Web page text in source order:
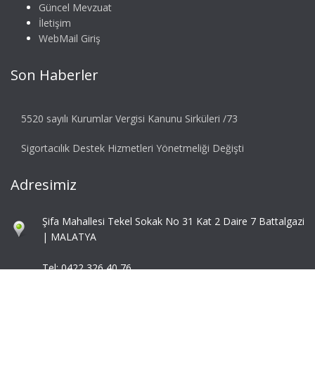
Güncel Mevzuat
İletişim
WebMail Giriş
Son Haberler
5520 sayılı Kurumlar Vergisi Kanunu Sirküleri /73
Sigortacılık Destek Hizmetleri Yönetmeliği Değişti
Adresimiz
Şifa Mahallesi Tekel Sokak No 31 Kat 2 Daire 7 Battalgazi
| MALATYA
Tel: 0422 326 40 76